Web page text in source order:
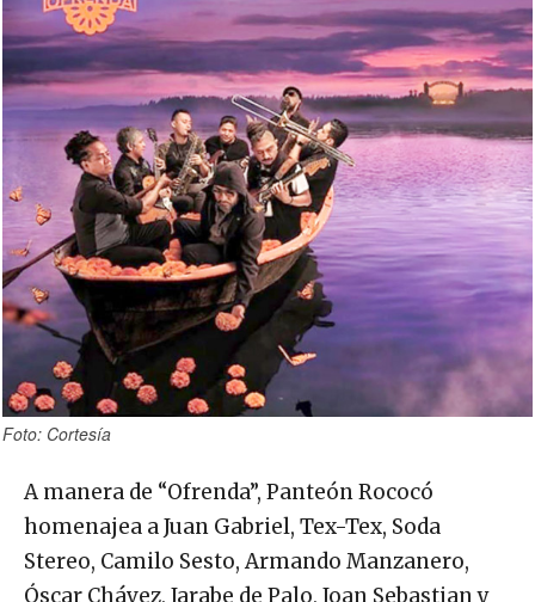
Foto: Cortesía
A manera de “Ofrenda”, Panteón Rococó
homenajea a Juan Gabriel, Tex-Tex, Soda
Stereo, Camilo Sesto, Armando Manzanero,
Óscar Chávez, Jarabe de Palo, Joan Sebastian y